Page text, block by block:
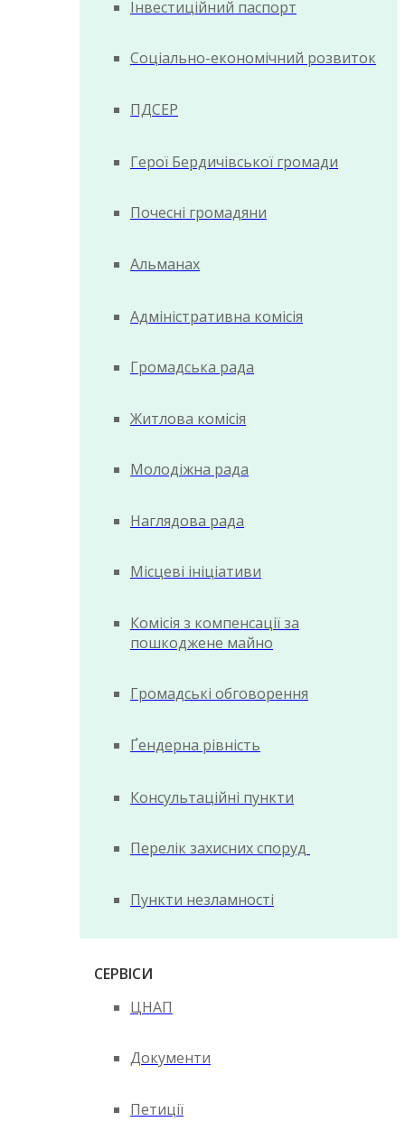
Інвестиційний паспорт
Соціально-економічний розвиток
ПДСЕР
Герої Бердичівської громади
Почесні громадяни
Альманах
Адміністративна комісія
Громадська рада
Житлова комісія
Молодіжна рада
Наглядова рада
Місцеві ініціативи
Комісія з компенсації за
пошкоджене майно
Громадські обговорення
Ґендерна рівність
Консультаційні пункти
Перелік захисних споруд
Пункти незламності
СЕРВІСИ
ЦНАП
Документи
Петиції